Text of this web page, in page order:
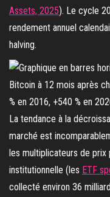
Assets, 2025). Le cycle
rendement annuel
halving.
La tendance à la
marché est
les multiplicateurs de prix
institutionnelle (les ETF
collecté environ 36